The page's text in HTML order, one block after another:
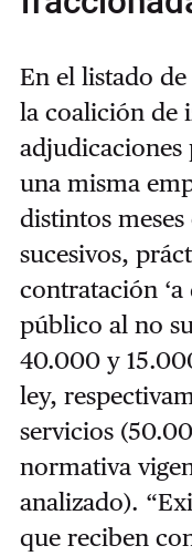
En el listado
la coalición de
una misma
distintos
sucesivos,
contratación
público al no
40.000 y
ley,
servicios
normativa
analizado).
que reciben